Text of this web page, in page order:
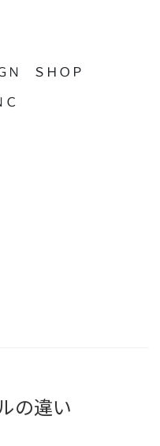
Ｎ ＳＨＯＰ
の違い